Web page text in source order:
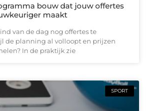
bouw dat jouw offertes
maakt
van de dag nog offertes te
de planning al volloopt en prijzen
In de praktijk zie
SPORT